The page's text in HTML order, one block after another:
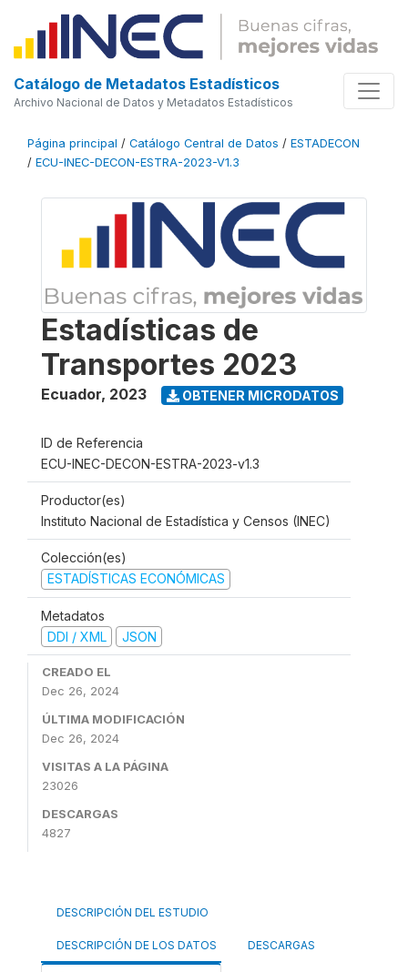
Catálogo de Metadatos Estadísticos
Archivo Nacional de Datos y Metadatos Estadísticos
Página principal / Catálogo Central de Datos / ESTADECON
/ ECU-INEC-DECON-ESTRA-2023-V1.3
Estadísticas de
Transportes 2023
Ecuador, 2023 OBTENER MICRODATOS
ID de Referencia
ECU-INEC-DECON-ESTRA-2023-v1.3
Productor(es)
Instituto Nacional de Estadística y Censos (INEC)
Colección(es)
ESTADÍSTICAS ECONÓMICAS
Metadatos
DDI / XML
JSON
CREADO EL
Dec 26, 2024
ÚLTIMA MODIFICACIÓN
Dec 26, 2024
VISITAS A LA PÁGINA
23026
DESCARGAS
4827
DESCRIPCIÓN DEL ESTUDIO
DESCRIPCIÓN DE LOS DATOS DESCARGAS